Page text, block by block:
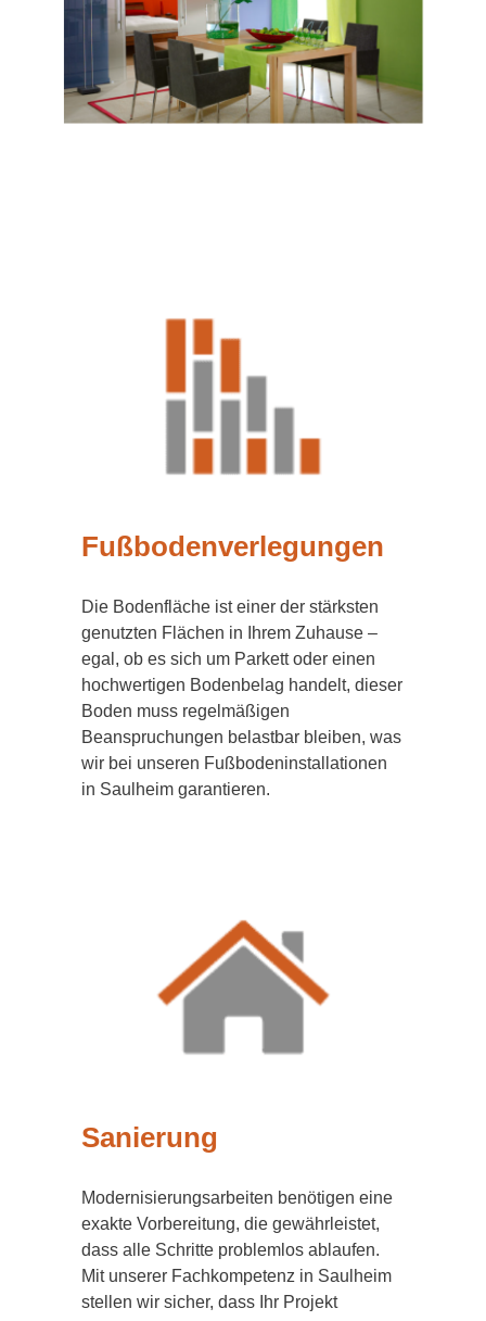
Fußbodenverlegungen
Die Bodenfläche ist einer der stärksten
genutzten Flächen in Ihrem Zuhause –
egal, ob es sich um Parkett oder einen
hochwertigen Bodenbelag handelt, dieser
Boden muss regelmäßigen
Beanspruchungen belastbar bleiben, was
wir bei unseren Fußbodeninstallationen
in Saulheim garantieren.
Sanierung
Modernisierungsarbeiten benötigen eine
exakte Vorbereitung, die gewährleistet,
dass alle Schritte problemlos ablaufen.
Mit unserer Fachkompetenz in Saulheim
stellen wir sicher, dass Ihr Projekt